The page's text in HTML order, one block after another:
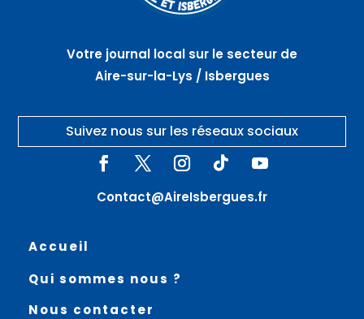
Votre journal local sur le secteur de
Aire-sur-la-Lys / Isbergues
Suivez nous sur les réseaux sociaux
Contact@AireIsbergues.fr
Accueil
Qui sommes nous ?
Nous contacter